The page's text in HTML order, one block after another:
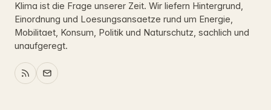
Klima ist die Frage unserer Zeit. Wir liefern Hintergrund,
Einordnung und Loesungsansaetze rund um Energie,
Mobilitaet, Konsum, Politik und Naturschutz, sachlich und
unaufgeregt.